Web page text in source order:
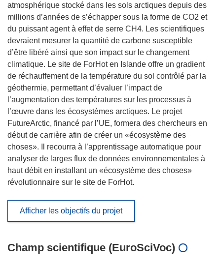
atmosphérique stocké dans les sols arctiques depuis des
millions d’années de s’échapper sous la forme de CO2 et
du puissant agent à effet de serre CH4. Les scientifiques
devraient mesurer la quantité de carbone susceptible
d’être libéré ainsi que son impact sur le changement
climatique. Le site de ForHot en Islande offre un gradient
de réchauffement de la température du sol contrôlé par la
géothermie, permettant d’évaluer l’impact de
l’augmentation des températures sur les processus à
l’œuvre dans les écosystèmes arctiques. Le projet
FutureArctic, financé par l’UE, formera des chercheurs en
début de carrière afin de créer un «écosystème des
choses». Il recourra à l’apprentissage automatique pour
analyser de larges flux de données environnementales à
haut débit en installant un «écosystème des choses»
révolutionnaire sur le site de ForHot.
Afficher les objectifs du projet
Champ scientifique (EuroSciVoc)